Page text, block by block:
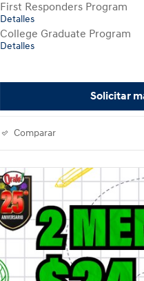
First Responders Program
Detalles
College Graduate Program
Detalles
Solicitar
Comparar